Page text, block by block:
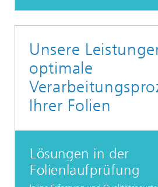
Unsere
optimale
Ihrer Folien
Lösungen in der
Folienlaufprüfung